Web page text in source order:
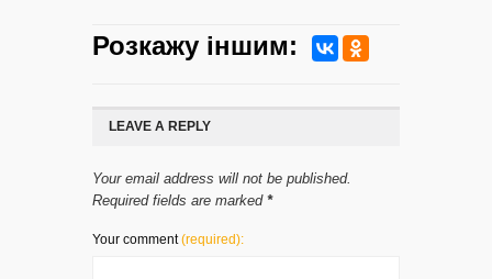
Розкажу iншим:
LEAVE A REPLY
Your email address will not be published.
Required fields are marked *
Your comment(required):